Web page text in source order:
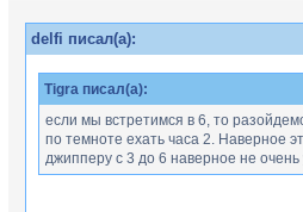
delfi писал(а):
Tigra писал(а):
если мы встретимся в 6, то
по темноте ехать часа 2. Наверное
джипперу с 3 до 6 наверное не очень